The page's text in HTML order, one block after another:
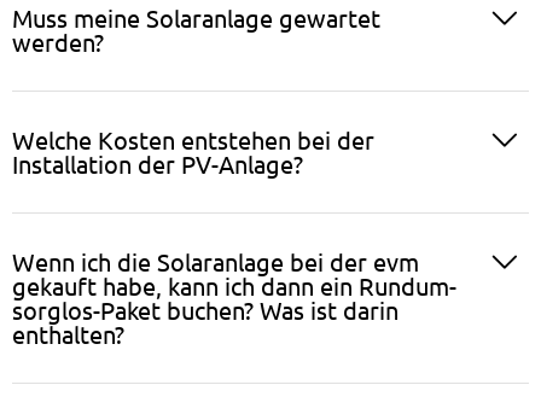
Muss meine Solaranlage gewartet
werden?
Welche Kosten entstehen bei der
Installation der PV-Anlage?
Wenn ich die Solaranlage bei der evm
gekauft habe, kann ich dann ein Rundum-
sorglos-Paket buchen? Was ist darin
enthalten?